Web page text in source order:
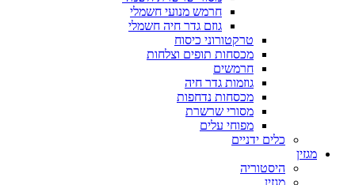
חרמש מנועי חשמלי
גוזם גדר חיה חשמלי
טרקטורוני כיסוח
מכסחות תופים וצלחות
חרמשים
גוזמות גדר חיה
מכסחות נדחפות
מסורי שרשרת
מפוחי עלים
כלים ידניים
מגזין
היסטוריה
מגזין